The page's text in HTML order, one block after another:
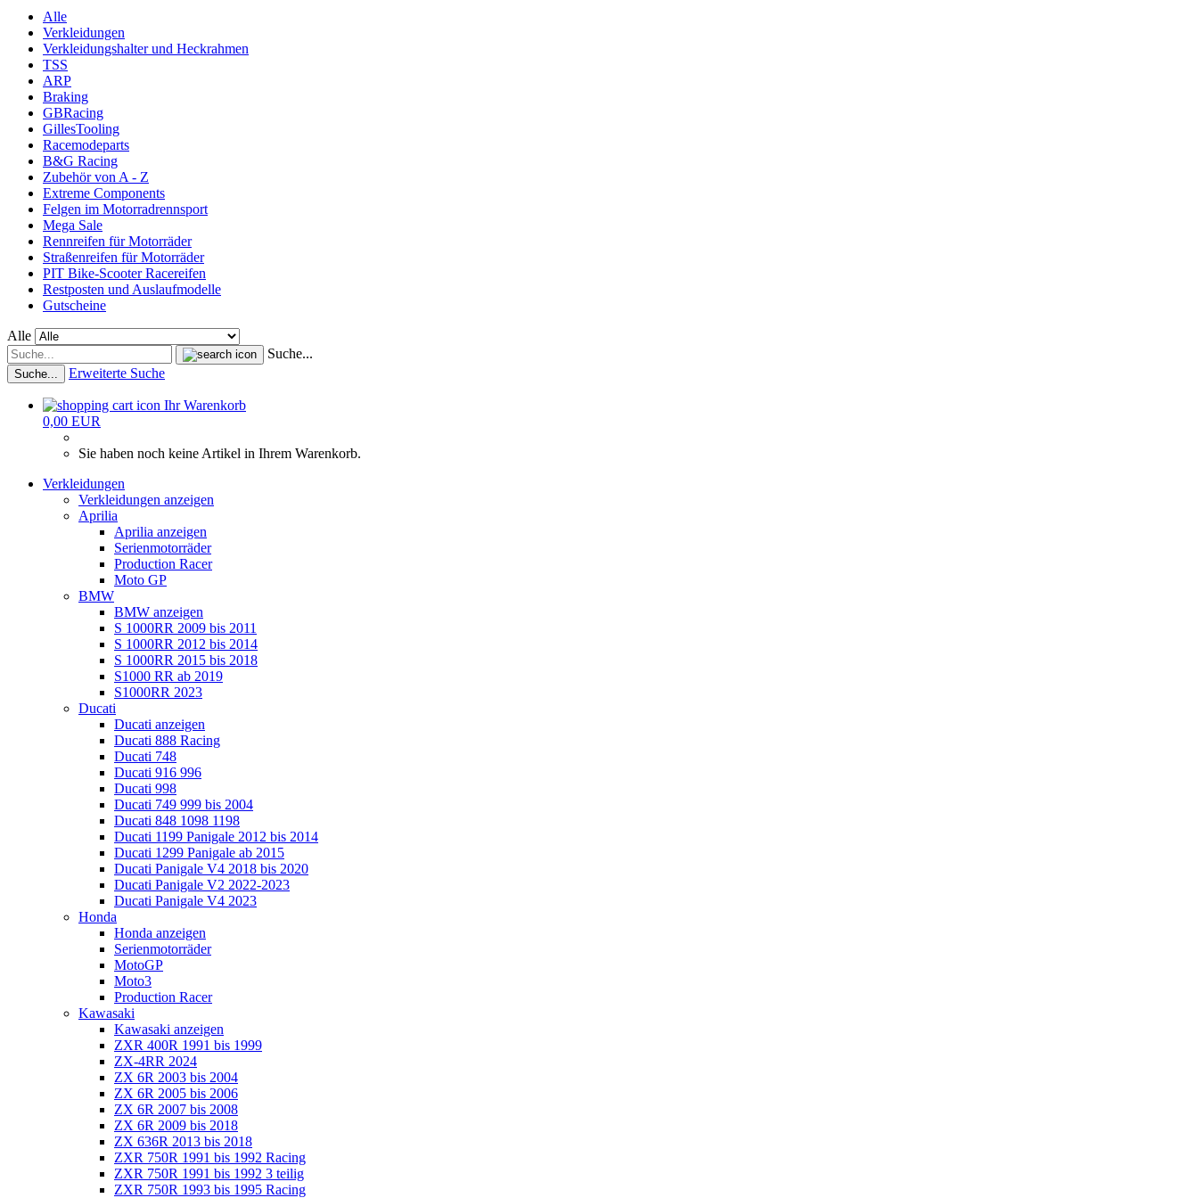
Alle
Verkleidungen
Verkleidungshalter und Heckrahmen
TSS
ARP
Braking
GBRacing
GillesTooling
Racemodeparts
B&G Racing
Zubehör von A - Z
Extreme Components
Felgen im Motorradrennsport
Mega Sale
Rennreifen für Motorräder
Straßenreifen für Motorräder
PIT Bike-Scooter Racereifen
Restposten und Auslaufmodelle
Gutscheine
Alle
Suche...
Suche... Erweiterte Suche
Ihr Warenkorb
0,00 EUR
Sie haben noch keine Artikel in Ihrem Warenkorb.
Verkleidungen
Verkleidungen anzeigen
Aprilia
Aprilia anzeigen
Serienmotorräder
Production Racer
Moto GP
BMW
BMW anzeigen
S 1000RR 2009 bis 2011
S 1000RR 2012 bis 2014
S 1000RR 2015 bis 2018
S1000 RR ab 2019
S1000RR 2023
Ducati
Ducati anzeigen
Ducati 888 Racing
Ducati 748
Ducati 916 996
Ducati 998
Ducati 749 999 bis 2004
Ducati 848 1098 1198
Ducati 1199 Panigale 2012 bis 2014
Ducati 1299 Panigale ab 2015
Ducati Panigale V4 2018 bis 2020
Ducati Panigale V2 2022-2023
Ducati Panigale V4 2023
Honda
Honda anzeigen
Serienmotorräder
MotoGP
Moto3
Production Racer
Kawasaki
Kawasaki anzeigen
ZXR 400R 1991 bis 1999
ZX-4RR 2024
ZX 6R 2003 bis 2004
ZX 6R 2005 bis 2006
ZX 6R 2007 bis 2008
ZX 6R 2009 bis 2018
ZX 636R 2013 bis 2018
ZXR 750R 1991 bis 1992 Racing
ZXR 750R 1991 bis 1992 3 teilig
ZXR 750R 1993 bis 1995 Racing